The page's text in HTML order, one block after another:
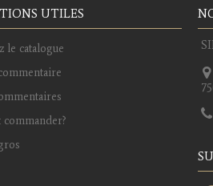
UTILES
le catalogue